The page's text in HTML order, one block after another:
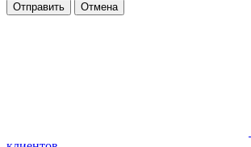
Отправить Отмена